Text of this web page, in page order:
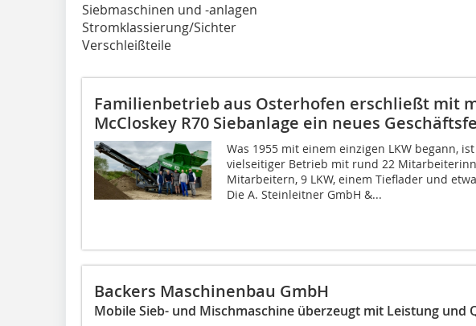
Siebmaschinen und -anlagen
Stromklassierung/Sichter
Verschleißteile
Familienbetrieb aus Osterhofen erschließt mit
McCloskey R70 Siebanlage ein neues
Was 1955 mit einem einzigen LKW begann,
vielseitiger Betrieb mit rund 22
Mitarbeitern, 9 LKW, einem Tieflader und
Die A. Steinleitner GmbH &...
Backers Maschinenbau GmbH
Mobile Sieb- und Mischmaschine überzeugt mit Leistung und